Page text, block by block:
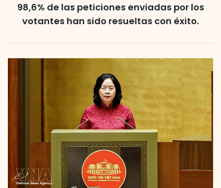
98,6% de las peticiones enviadas por los
votantes han sido resueltas con éxito.